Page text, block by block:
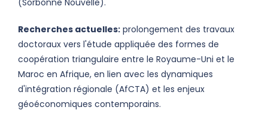
(Sorbonne Nouvelle).
Recherches actuelles: prolongement des travaux
doctoraux vers l'étude appliquée des formes de
coopération triangulaire entre le Royaume-Uni et le
Maroc en Afrique, en lien avec les dynamiques
d'intégration régionale (AfCTA) et les enjeux
géoéconomiques contemporains.